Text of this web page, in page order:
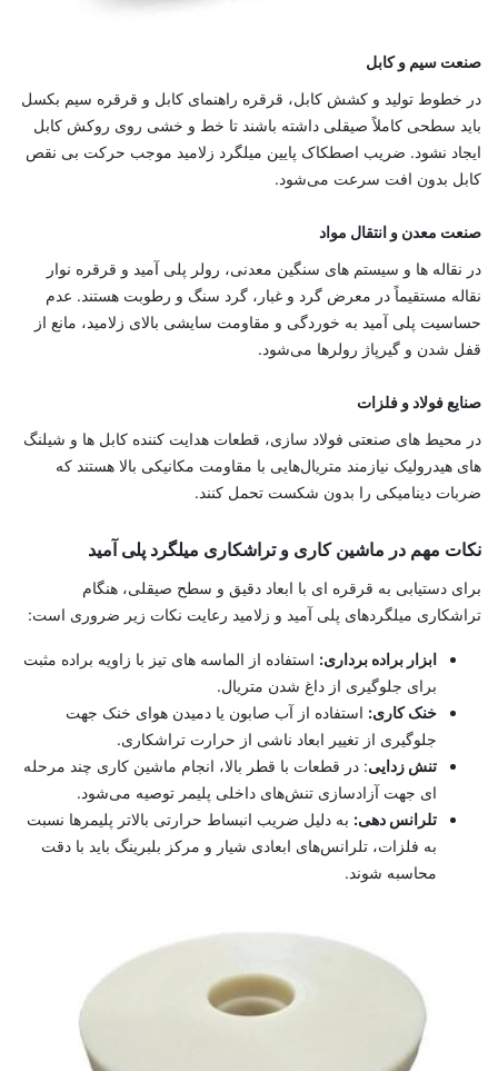
صنعت سیم و کابل
در خطوط تولید و کشش کابل، قرقره راهنمای کابل و قرقره سیم بکسل
باید سطحی کاملاً صیقلی داشته باشند تا خط و خشی روی روکش کابل
ایجاد نشود. ضریب اصطکاک پایین میلگرد زلامید موجب حرکت بی‌ نقص
کابل بدون افت سرعت می‌شود.
صنعت معدن و انتقال مواد
در نقاله‌ ها و سیستم ‌های سنگین معدنی، رولر پلی آمید و قرقره نوار
نقاله مستقیماً در معرض گرد و غبار، گرد سنگ و رطوبت هستند. عدم
حساسیت پلی آمید به خوردگی و مقاومت سایشی بالای زلامید، مانع از
قفل شدن و گیرپاژ رولرها می‌شود.
صنایع فولاد و فلزات
در محیط‌ های صنعتی فولاد سازی، قطعات هدایت ‌کننده کابل‌ ها و شیلنگ‌
های هیدرولیک نیازمند متریال‌هایی با مقاومت مکانیکی بالا هستند که
ضربات دینامیکی را بدون شکست تحمل کنند.
نکات مهم در ماشین ‌کاری و تراشکاری میلگرد پلی آمید
برای دستیابی به قرقره‌ ای با ابعاد دقیق و سطح صیقلی، هنگام
تراشکاری میلگردهای پلی آمید و زلامید رعایت نکات زیر ضروری است:
ابزار براده ‌برداری: استفاده از الماسه‌ های تیز با زاویه براده مثبت
برای جلوگیری از داغ شدن متریال.
خنک‌ کاری: استفاده از آب‌ صابون یا دمیدن هوای خنک جهت
جلوگیری از تغییر ابعاد ناشی از حرارت تراشکاری.
تنش ‌زدایی: در قطعات با قطر بالا، انجام ماشین ‌کاری چند مرحله
‌ای جهت آزادسازی تنش‌های داخلی پلیمر توصیه می‌شود.
تلرانس ‌دهی: به دلیل ضریب انبساط حرارتی بالاتر پلیمرها نسبت
به فلزات، تلرانس‌های ابعادی شیار و مرکز بلبرینگ باید با دقت
محاسبه شوند.